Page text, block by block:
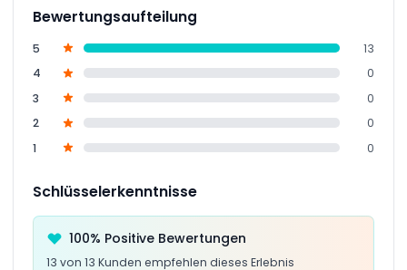
Bewertungsaufteilung
5
13
4
0
3
0
2
0
1
0
Schlüsselerkenntnisse
100% Positive Bewertungen
13 von 13 Kunden empfehlen dieses Erlebnis